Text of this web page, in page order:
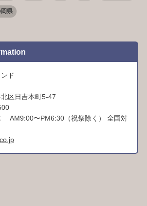
県
ド
区日吉本町5-47
AM9:00〜PM6:30（祝祭除く） 全国対